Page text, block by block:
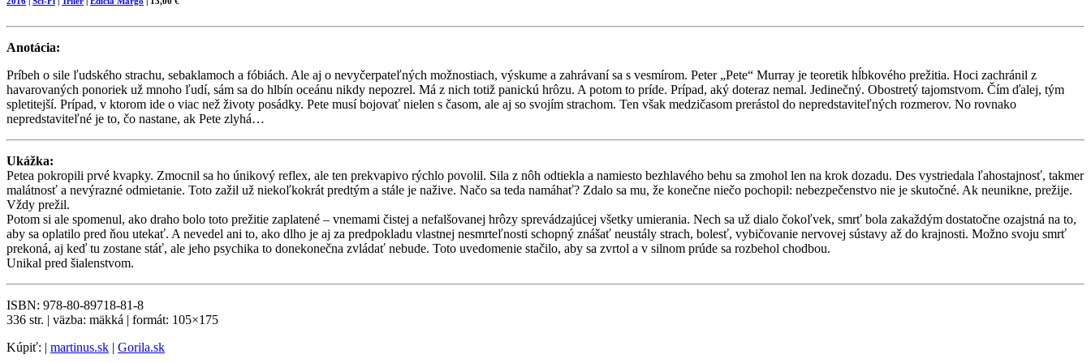
Anotácia:
Príbeh o sile ľudského strachu, sebaklamoch a fóbiách. Ale aj o nevyčerpateľných možnostiach, výskume a zahrávaní sa s vesmírom. Peter „Pete“ Murray je teoretik hĺbkového prežitia. Hoci zachránil z
havarovaných ponoriek už mnoho ľudí, sám sa do hlbín oceánu nikdy nepozrel. Má z nich totiž panickú hrôzu. A potom to príde. Prípad, aký doteraz nemal. Jedinečný. Obostretý tajomstvom. Čím ďalej, tým
spletitejší. Prípad, v ktorom ide o viac než životy posádky. Pete musí bojovať nielen s časom, ale aj so svojím strachom. Ten však medzičasom prerástol do nepredstaviteľných rozmerov. No rovnako
nepredstaviteľné je to, čo nastane, ak Pete zlyhá…
Ukážka:
Petea pokropili prvé kvapky. Zmocnil sa ho únikový reflex, ale ten prekvapivo rýchlo povolil. Sila z nôh odtiekla a namiesto bezhlavého behu sa zmohol len na krok dozadu. Des vystriedala ľahostajnosť, takmer
malátnosť a nevýrazné odmietanie. Toto zažil už niekoľkokrát predtým a stále je nažive. Načo sa teda namáhať? Zdalo sa mu, že konečne niečo pochopil: nebezpečenstvo nie je skutočné. Ak neunikne, prežije.
Vždy prežil.
Potom si ale spomenul, ako draho bolo toto prežitie zaplatené – vnemami čistej a nefalšovanej hrôzy sprevádzajúcej všetky umierania. Nech sa už dialo čokoľvek, smrť bola zakaždým dostatočne ozajstná na to,
aby sa oplatilo pred ňou utekať. A nevedel ani to, ako dlho je aj za predpokladu vlastnej nesmrteľnosti schopný znášať neustály strach, bolesť, vybičovanie nervovej sústavy až do krajnosti. Možno svoju smrť
prekoná, aj keď tu zostane stáť, ale jeho psychika to donekonečna zvládať nebude. Toto uvedomenie stačilo, aby sa zvrtol a v silnom prúde sa rozbehol chodbou.
Unikal pred šialenstvom.
ISBN: 978-80-89718-81-8
336 str. | väzba: mäkká | formát: 105×175
Kúpiť: | martinus.sk | Gorila.sk